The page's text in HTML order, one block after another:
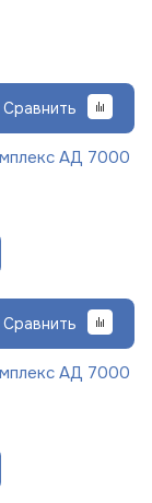
Сравнить
АД 7000
Сравнить
АД 7000